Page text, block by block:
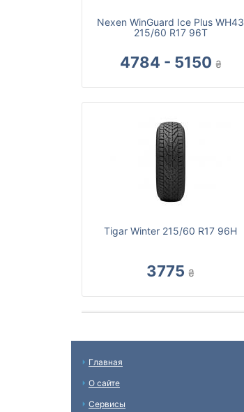
Nexen WinGuard Ice Plus WH43
215/60 R17 96T
4784 - 5150 ₴
Tigar Winter 215/60 R17 96H
3775 ₴
Главная
О сайте
Сервисы